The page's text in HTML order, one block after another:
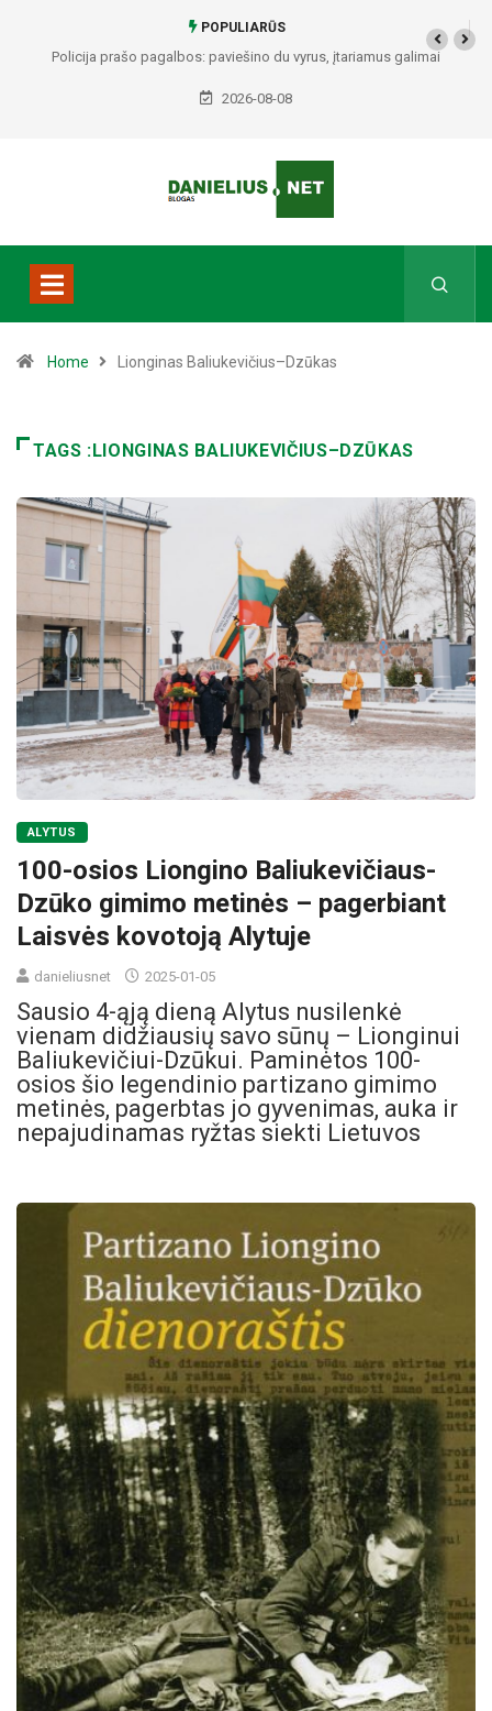
POPULIARŪS
Policija prašo pagalbos: paviešino du vyrus, įtariamus galimai
padariusius vagystes Alytuje ir Dauguose
2026-08-08
Home Lionginas Baliukevičius–Dzūkas
TAGS :LIONGINAS BALIUKEVIČIUS–DZŪKAS
ALYTUS
100-osios Liongino Baliukevičiaus-
Dzūko gimimo metinės – pagerbiant
Laisvės kovotoją Alytuje
danieliusnet 2025-01-05
Sausio 4-ąją dieną Alytus nusilenkė
vienam didžiausių savo sūnų – Lionginui
Baliukevičiui-Dzūkui. Paminėtos 100-
osios šio legendinio partizano gimimo
metinės, pagerbtas jo gyvenimas, auka ir
nepajudinamas ryžtas siekti Lietuvos